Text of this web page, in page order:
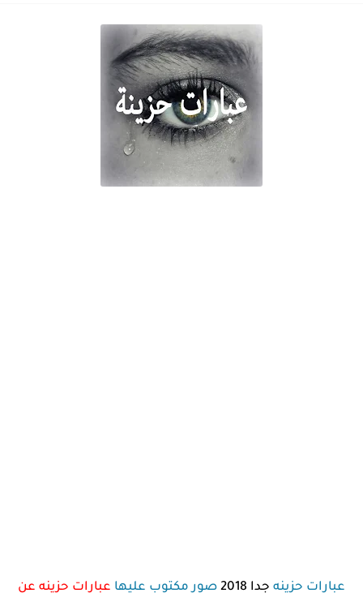
عبارات حزينه جدا 2018 صور مكتوب عليها عبارات حزينه عن